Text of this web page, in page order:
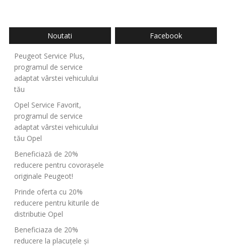
Noutati
Peugeot Service Plus,
programul de service
adaptat vârstei vehiculului
tău
Opel Service Favorit,
programul de service
adaptat vârstei vehiculului
tău Opel
Beneficiază de 20%
reducere pentru covorașele
originale Peugeot!
Prinde oferta cu 20%
reducere pentru kiturile de
distributie Opel
Beneficiaza de 20%
reducere la placuțele și
Facebook